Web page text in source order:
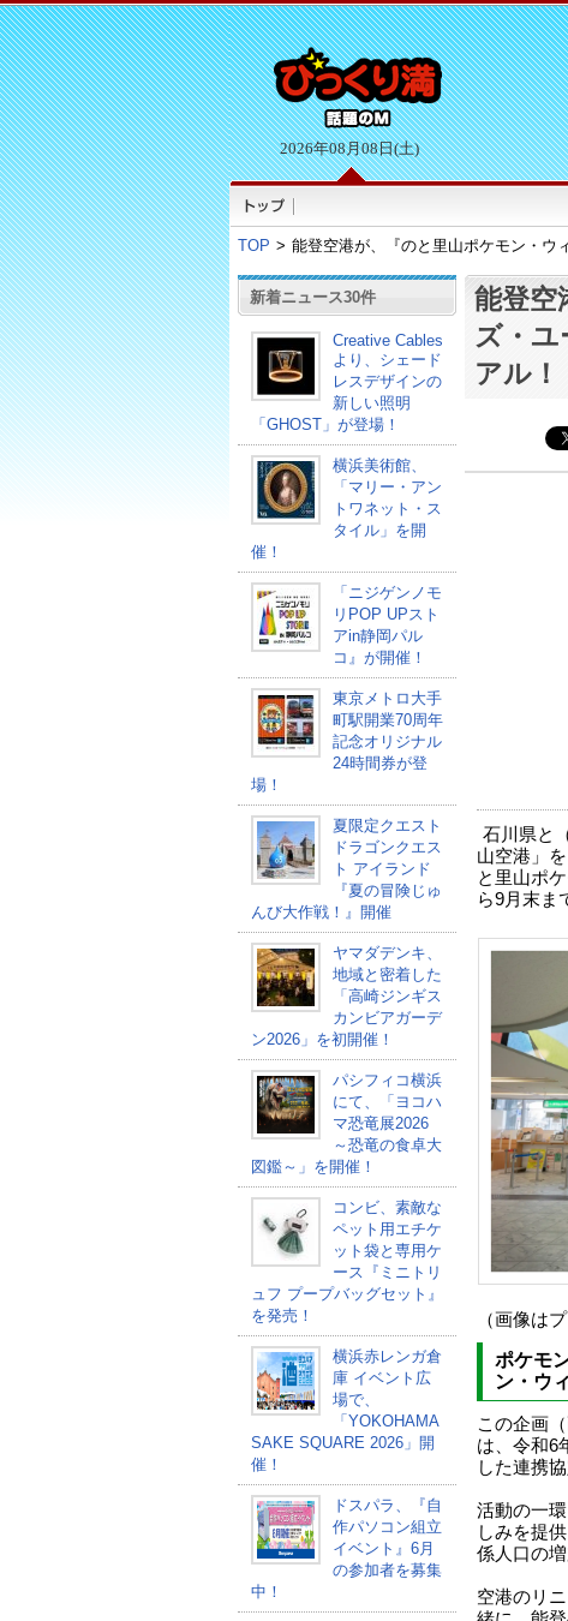
2026年08月08日(土)
TOP > 能登空港が、『のと里山ポケモン・ウ
新着ニュース30件
Creative Cables
より、シェード
レスデザインの
新しい照明
「GHOST」が登場！
横浜美術館、
「マリー・アン
トワネット・ス
タイル」を開
催！
「ニジゲンノモ
リPOP UPスト
アin静岡パル
コ』が開催！
東京メトロ大手
町駅開業70周年
記念オリジナル
24時間券が登
場！
夏限定クエスト
ドラゴンクエス
ト アイランド
『夏の冒険じゅ
んび大作戦！』開催
ヤマダデンキ、
地域と密着した
「高崎ジンギス
カンビアガーデ
ン2026」を初開催！
パシフィコ横浜
にて、「ヨコハ
マ恐竜展2026
～恐竜の食卓大
図鑑～」を開催！
コンビ、素敵な
ペット用エチケ
ット袋と専用ケ
ース『ミニトリ
ュフ プープバッグセット』
を発売！
横浜赤レンガ倉
庫 イベント広
場で、
「YOKOHAMA
SAKE SQUARE 2026」開
催！
ドスパラ、『自
作パソコン組立
イベント』6月
の参加者を募集
中！
能登空
ズ・
アル！
石川県と
山空港」
と里山ポ
ら9月末ま
（画像は
ポケモ
ン・ウ
この企画
は、令和6
した連携
活動の一
しみを提
係人口の
空港のリ